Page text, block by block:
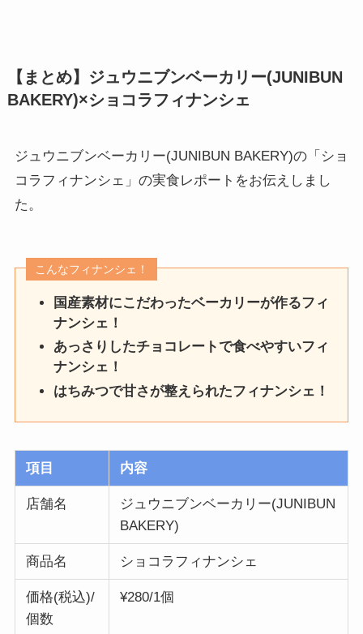
【まとめ】ジュウニブンベーカリー(JUNIBUN
BAKERY)×ショコラフィナンシェ
ジュウニブンベーカリー(JUNIBUN BAKERY)の「ショ
コラフィナンシェ」の実食レポートをお伝えしまし
た。
こんなフィナンシェ！
国産素材にこだわったベーカリーが作るフィ
ナンシェ！
あっさりしたチョコレートで食べやすいフィ
ナンシェ！
はちみつで甘さが整えられたフィナンシェ！
項目 内容
店舗名
ジュウニブンベーカリー(JUNIBUN
BAKERY)
商品名 ショコラフィナンシェ
価格(税込)/
個数
¥280/1個